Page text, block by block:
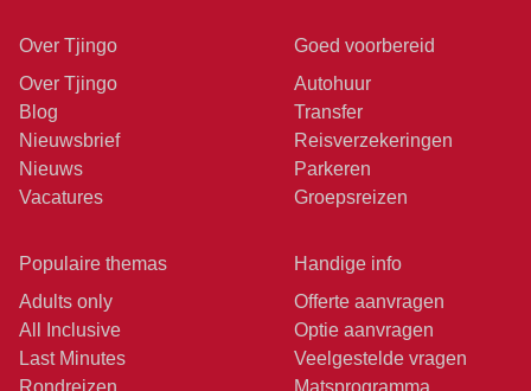
Over Tjingo
Over Tjingo
Blog
Nieuwsbrief
Nieuws
Vacatures
Goed voorbereid
Autohuur
Transfer
Reisverzekeringen
Parkeren
Groepsreizen
Populaire themas
Adults only
All Inclusive
Last Minutes
Rondreizen
Handige info
Offerte aanvragen
Optie aanvragen
Veelgestelde vragen
Matsprogramma